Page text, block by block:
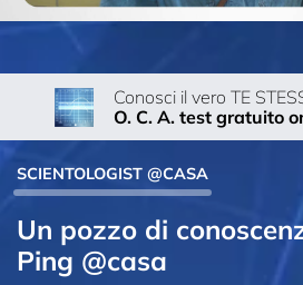
Conosci il vero TE
O. C. A. test gratuito
SCIENTOLOGIST @CASA
Un pozzo di
Ping @casa